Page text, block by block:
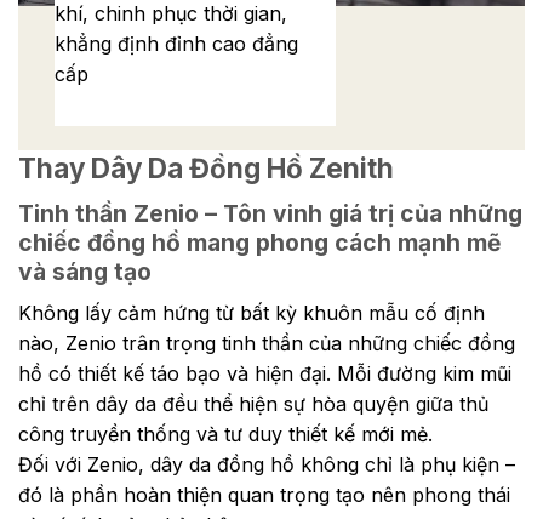
khí, chinh phục thời gian,
khẳng định đỉnh cao đẳng
cấp
Thay Dây Da Đồng Hồ Zenith
Tinh thần Zenio – Tôn vinh giá trị của những
chiếc đồng hồ mang phong cách mạnh mẽ
và sáng tạo
Không lấy cảm hứng từ bất kỳ khuôn mẫu cố định
nào, Zenio trân trọng tinh thần của những chiếc đồng
hồ có thiết kế táo bạo và hiện đại. Mỗi đường kim mũi
chỉ trên dây da đều thể hiện sự hòa quyện giữa thủ
công truyền thống và tư duy thiết kế mới mẻ.
Đối với Zenio, dây da đồng hồ không chỉ là phụ kiện –
đó là phần hoàn thiện quan trọng tạo nên phong thái